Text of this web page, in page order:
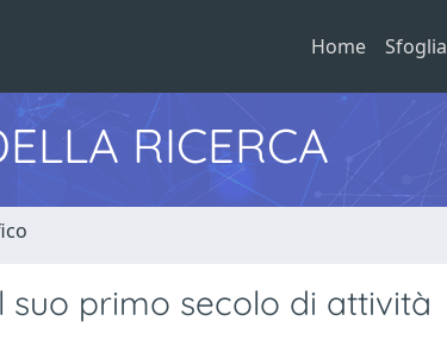
Home Sfoglia
RICERCA
suo primo secolo di attività